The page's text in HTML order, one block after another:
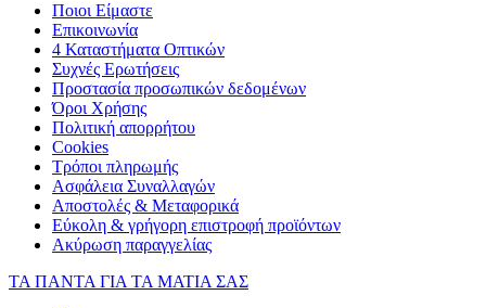
Ποιοι Είμαστε
Επικοινωνία
4 Καταστήματα Οπτικών
Συχνές Ερωτήσεις
Προστασία προσωπικών δεδομένων
Όροι Χρήσης
Πολιτική απορρήτου
Cookies
Τρόποι πληρωμής
Ασφάλεια Συναλλαγών
Αποστολές & Μεταφορικά
Εύκολη & γρήγορη επιστροφή προϊόντων
Ακύρωση παραγγελίας
ΤΑ ΠΑΝΤΑ ΓΙΑ ΤΑ ΜΑΤΙΑ ΣΑΣ